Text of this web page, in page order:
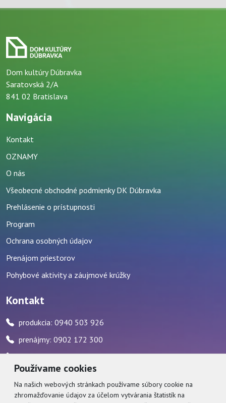
Používame cookies
Na našich webových stránkach používame súbory cookie na
zhromažďovanie údajov za účelom vytvárania štatistík na
Dom kultúry Dúbravka
Saratovská 2/A
841 02 Bratislava
Navigácia
Kontakt
OZNAMY
O nás
Všeobecné obchodné podmienky DK Dúbravka
Prehlásenie o prístupnosti
Program
Ochrana osobných údajov
Prenájom priestorov
Pohybové aktivity a záujmové krúžky
Kontakt
produkcia: 0940 503 926
prenájmy: 0902 172 300
pokladňa: 0917 482 595 / počas stránkových hodín
zvukár: 0911 227 437
Social